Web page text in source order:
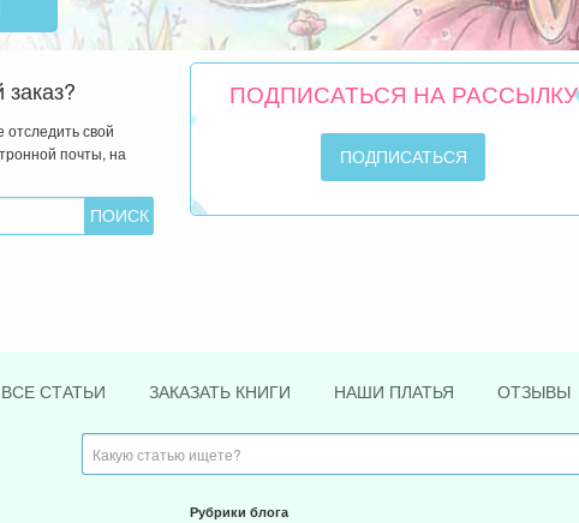
свой
почты, на
ПОДПИСАТЬСЯ НА РАССЫЛКУ
ВСЕ СТАТЬИ ЗАКАЗАТЬ КНИГИ НАШИ ПЛАТЬЯ ОТЗЫВЫ
Рубрики блога